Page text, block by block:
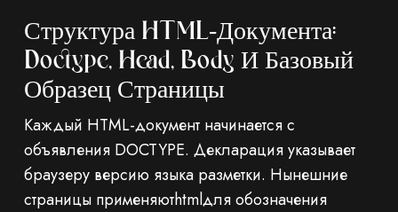
Структура HTML‑документа:
Doctype, Head, Body И Базовый
Образец Страницы
Каждый HTML-документ начинается с
объявления DOCTYPE. Декларация указывает
браузеру версию языка разметки. Нынешние
страницы применяютhtmlдля обозначения